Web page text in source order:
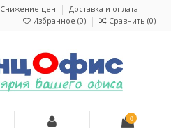
Снижение цен
Доставка и оплата
Избранное (0) Сравнить (0)
0